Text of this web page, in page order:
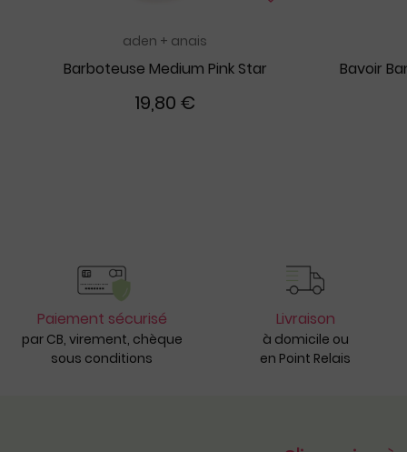
aden + anais
Barboteuse Medium Pink Star
19,80 €
Paiement sécurisé
par CB, virement, chèque
sous conditions
Livraison
à domicile ou
en Point Relais